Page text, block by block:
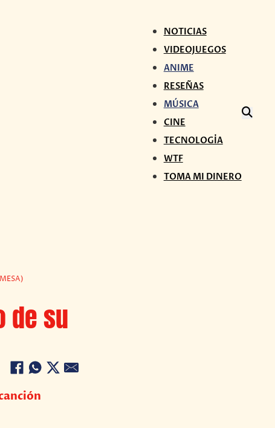
NOTICIAS
VIDEOJUEGOS
ANIME
RESEÑAS
MÚSICA
CINE
TECNOLOGÍA
WTF
TOMA MI DINERO
de su